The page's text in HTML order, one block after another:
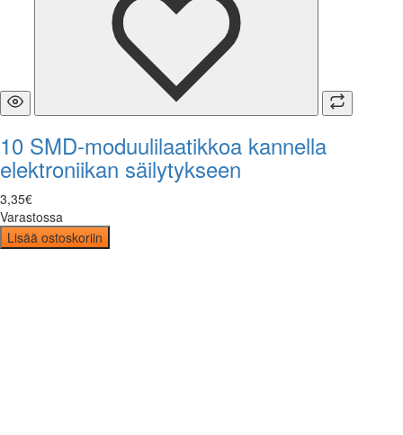
10 SMD-moduulilaatikkoa kannella
elektroniikan säilytykseen
3,35€
Varastossa
Lisää ostoskoriin